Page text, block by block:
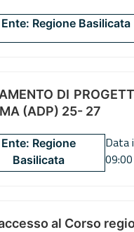
Ente: Regione Basilicata
DI
(ADP) 25- 27
Ente: Regione
Basilicata
Data
09:00
al Corso